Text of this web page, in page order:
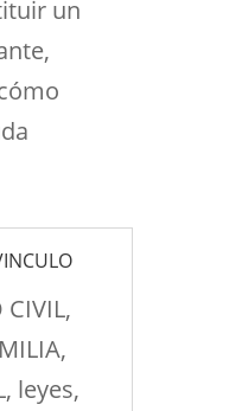
un
CIVIL,
,
, leyes,